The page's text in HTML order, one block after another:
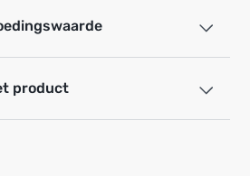
product